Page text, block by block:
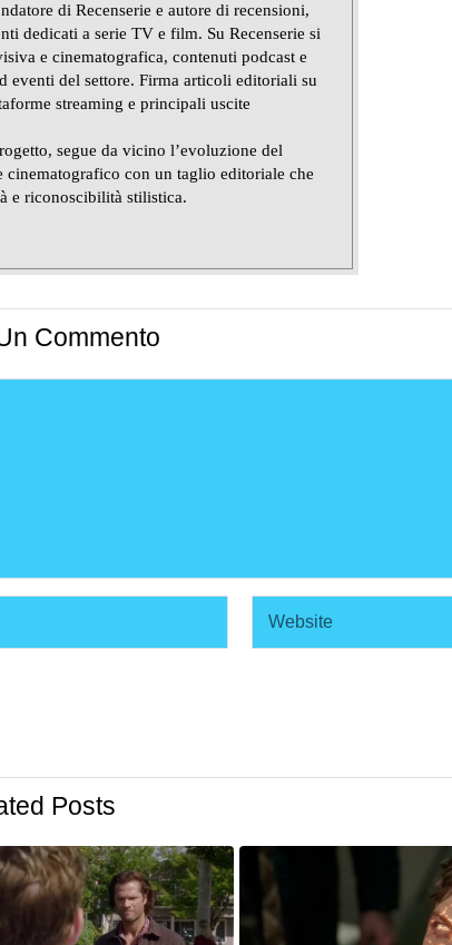
di Recenserie e autore di recensioni,
dedicati a serie TV e film. Su Recenserie si
e cinematografica, contenuti podcast e
eventi del settore. Firma articoli editoriali su
streaming e principali uscite
segue da vicino l’evoluzione del
cinematografico con un taglio editoriale che
e riconoscibilità stilistica.
Commento
Posts